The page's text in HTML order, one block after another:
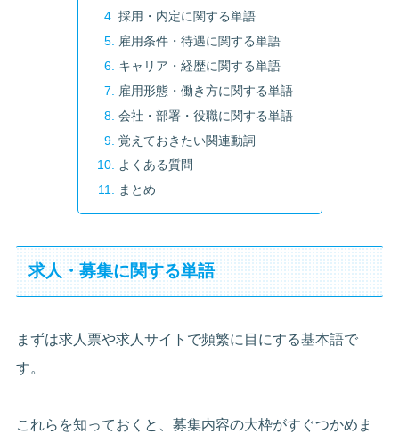
採用・内定に関する単語
雇用条件・待遇に関する単語
キャリア・経歴に関する単語
雇用形態・働き方に関する単語
会社・部署・役職に関する単語
覚えておきたい関連動詞
よくある質問
まとめ
求人・募集に関する単語
まずは求人票や求人サイトで頻繁に目にする基本語で
す。
これらを知っておくと、募集内容の大枠がすぐつかめま